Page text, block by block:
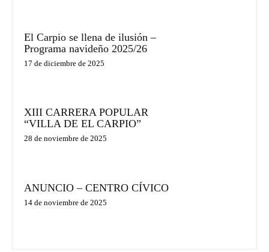
El Carpio se llena de ilusión –
Programa navideño 2025/26
17 de diciembre de 2025
XIII CARRERA POPULAR
“VILLA DE EL CARPIO”
28 de noviembre de 2025
ANUNCIO – CENTRO CÍVICO
14 de noviembre de 2025